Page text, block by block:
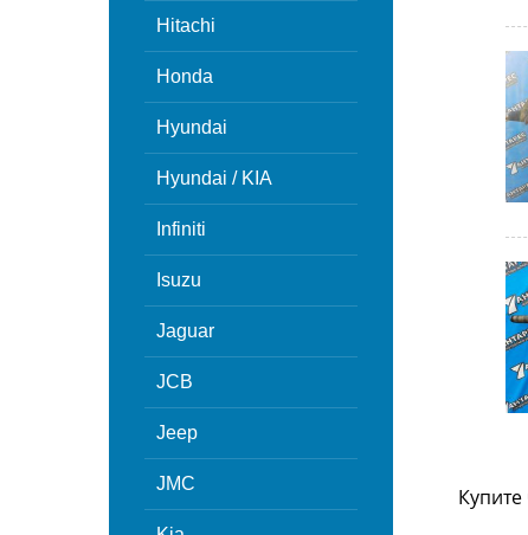
Hitachi
Honda
Hyundai
Hyundai / KIA
Infiniti
Isuzu
Jaguar
JCB
Jeep
JMC